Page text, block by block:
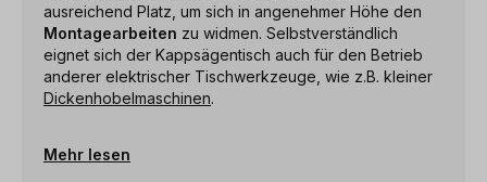
ausreichend Platz, um sich in angenehmer Höhe den
Montagearbeiten zu widmen. Selbstverständlich
eignet sich der Kappsägentisch auch für den Betrieb
anderer elektrischer Tischwerkzeuge, wie z.B. kleiner
Dickenhobelmaschinen.
Mehr lesen